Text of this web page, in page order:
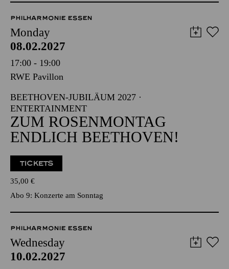
PHILHARMONIE ESSEN
Monday
08.02.2027
17:00 - 19:00
RWE Pavillon
BEETHOVEN-JUBILÄUM 2027 ·
ENTERTAINMENT
ZUM ROSENMONTAG
ENDLICH BEETHOVEN!
TICKETS
35,00 €
Abo 9: Konzerte am Sonntag
PHILHARMONIE ESSEN
Wednesday
10.02.2027